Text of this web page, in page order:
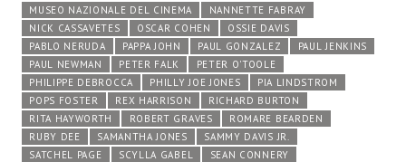
MUSEO NAZIONALE DEL CINEMA
NANNETTE FABRAY
NICK CASSAVETES
OSCAR COHEN
OSSIE DAVIS
PABLO NERUDA
PAPPA JOHN PAUL GONZALEZ
PAUL JENKINS
PAUL NEWMAN
PETER FALK
PETER O'TOOLE
PHILIPPE DEBROCCA
PHILLY JOE JONES
PIA LINDSTROM
POPS FOSTER
REX HARRISON
RICHARD BURTON
RITA HAYWORTH
ROBERT GRAVES
ROMARE BEARDEN
RUBY DEE
SAMANTHA JONES
SAMMY DAVIS JR.
SATCHEL PAGE
SCYLLA GABEL SEAN CONNERY